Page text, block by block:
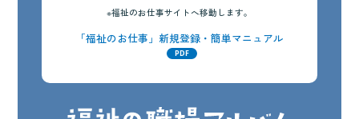
※福祉のお仕事サイトへ移動します。
「福祉のお仕事」新規登録・簡単マニュアル